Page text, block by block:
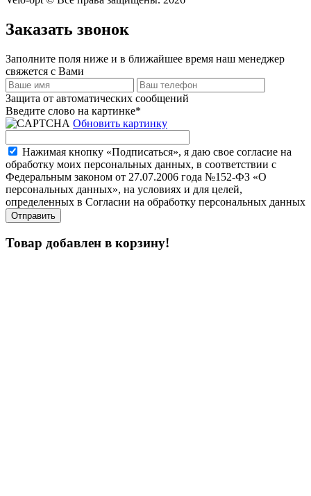
Заказать звонок
Заполните поля ниже и в ближайшее время наш менеджер
свяжется с Вами
Защита от автоматических сообщений
Введите слово на картинке*
Обновить картинку
Нажимая кнопку «Подписаться», я даю свое согласие на
обработку моих персональных данных, в соответствии с
Федеральным законом от 27.07.2006 года №152-ФЗ «О
персональных данных», на условиях и для целей,
определенных в Согласии на обработку персональных данных
Товар добавлен в корзину!